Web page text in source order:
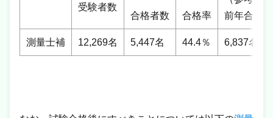
受験者数
合格者数
合格率
前年合格
測量士補 12,269名 5,447名 44.4％ 6,837名（